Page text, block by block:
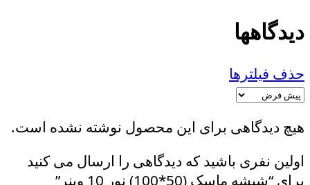
دیدگاهها
حذف فیلترها
هیچ دیدگاهی برای این محصول نوشته نشده است.
اولین نفری باشید که دیدگاهی را ارسال می کنید
برای “شیشه ماسک (50*100) نور 10 وینر”